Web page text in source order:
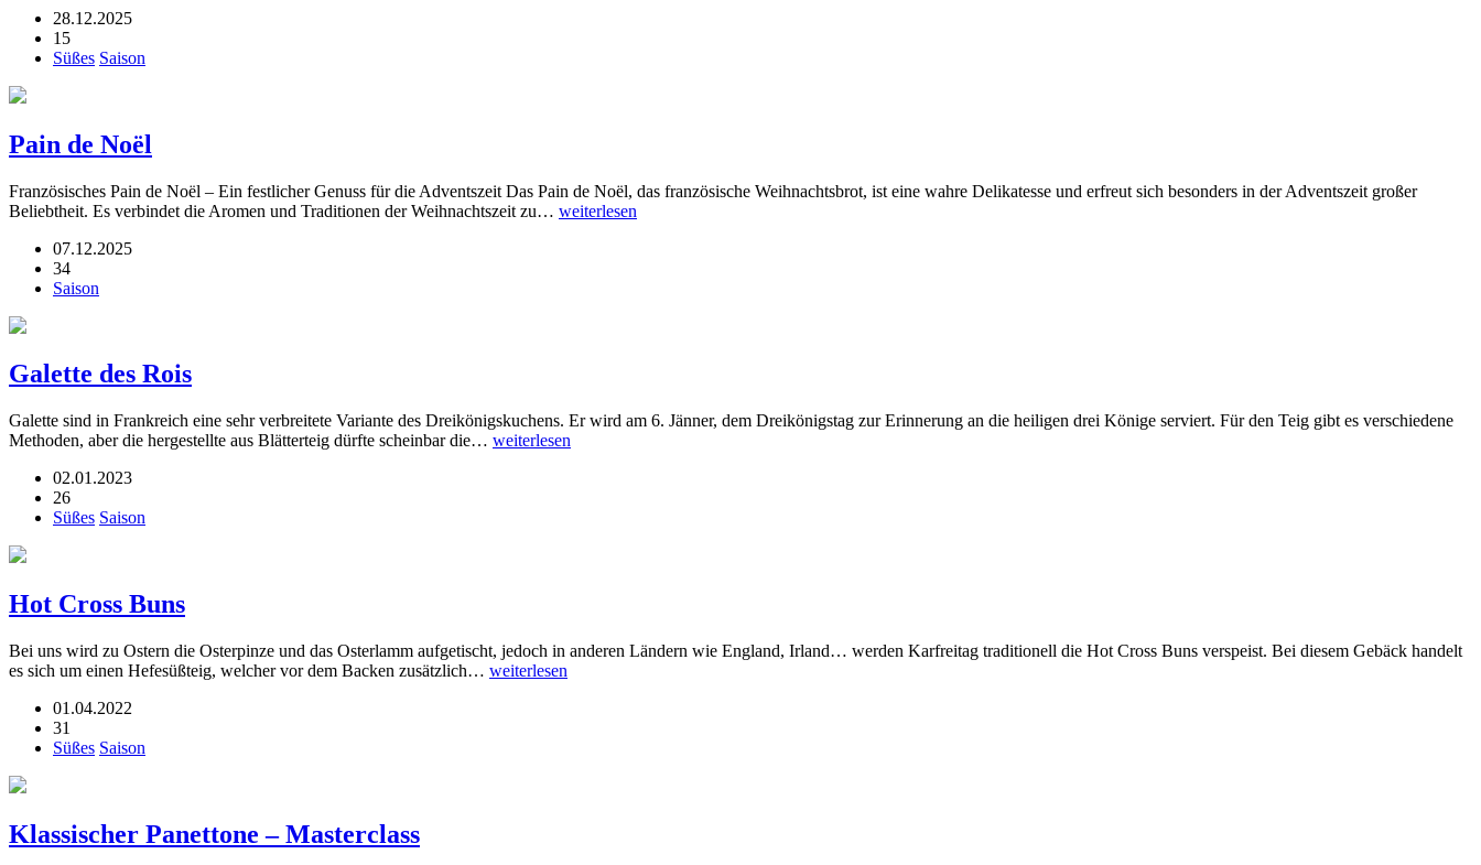
28.12.2025
15
Süßes Saison
Pain de Noël
Französisches Pain de Noël – Ein festlicher Genuss für die Adventszeit Das Pain de Noël, das französische Weihnachtsbrot, ist eine wahre Delikatesse und erfreut sich besonders in der Adventszeit großer
Beliebtheit. Es verbindet die Aromen und Traditionen der Weihnachtszeit zu… weiterlesen
07.12.2025
34
Saison
Galette des Rois
Galette sind in Frankreich eine sehr verbreitete Variante des Dreikönigskuchens. Er wird am 6. Jänner, dem Dreikönigstag zur Erinnerung an die heiligen drei Könige serviert. Für den Teig gibt es verschiedene
Methoden, aber die hergestellte aus Blätterteig dürfte scheinbar die… weiterlesen
02.01.2023
26
Süßes Saison
Hot Cross Buns
Bei uns wird zu Ostern die Osterpinze und das Osterlamm aufgetischt, jedoch in anderen Ländern wie England, Irland… werden Karfreitag traditionell die Hot Cross Buns verspeist. Bei diesem Gebäck handelt
es sich um einen Hefesüßteig, welcher vor dem Backen zusätzlich… weiterlesen
01.04.2022
31
Süßes Saison
Klassischer Panettone – Masterclass